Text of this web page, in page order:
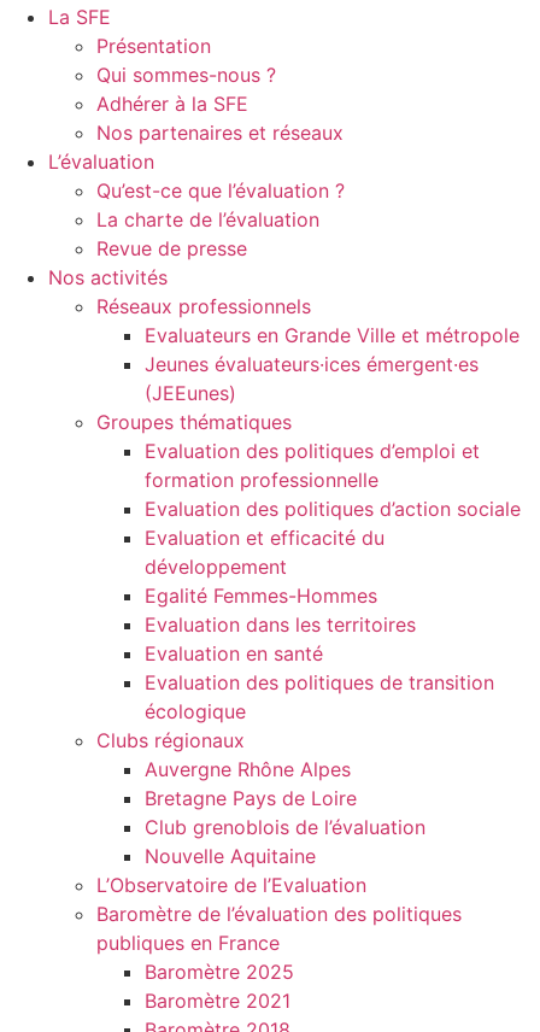
La SFE
Présentation
Qui sommes-nous ?
Adhérer à la SFE
Nos partenaires et réseaux
L’évaluation
Qu’est-ce que l’évaluation ?
La charte de l’évaluation
Revue de presse
Nos activités
Réseaux professionnels
Evaluateurs en Grande Ville et métropole
Jeunes évaluateurs·ices émergent·es
(JEEunes)
Groupes thématiques
Evaluation des politiques d’emploi et
formation professionnelle
Evaluation des politiques d’action sociale
Evaluation et efficacité du
développement
Egalité Femmes-Hommes
Evaluation dans les territoires
Evaluation en santé
Evaluation des politiques de transition
écologique
Clubs régionaux
Auvergne Rhône Alpes
Bretagne Pays de Loire
Club grenoblois de l’évaluation
Nouvelle Aquitaine
L’Observatoire de l’Evaluation
Baromètre de l’évaluation des politiques
publiques en France
Baromètre 2025
Baromètre 2021